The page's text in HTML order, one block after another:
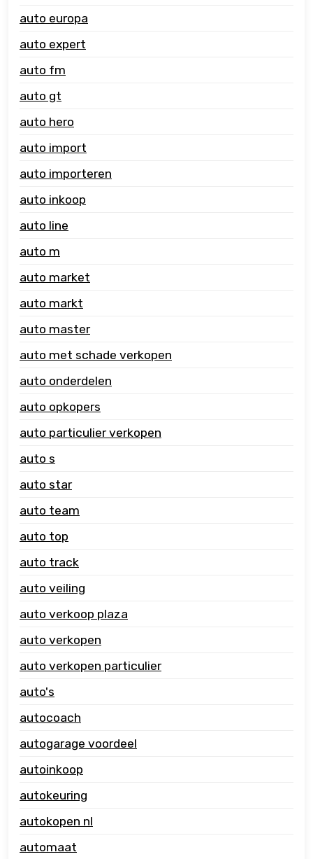
auto europa
auto expert
auto fm
auto gt
auto hero
auto import
auto importeren
auto inkoop
auto line
auto m
auto market
auto markt
auto master
auto met schade verkopen
auto onderdelen
auto opkopers
auto particulier verkopen
auto s
auto star
auto team
auto top
auto track
auto veiling
auto verkoop plaza
auto verkopen
auto verkopen particulier
auto's
autocoach
autogarage voordeel
autoinkoop
autokeuring
autokopen nl
automaat